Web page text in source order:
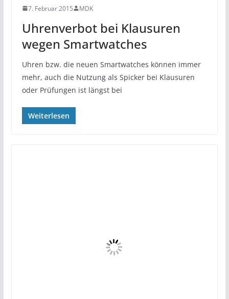
7. Februar 2015 MDK
Uhrenverbot bei Klausuren
wegen Smartwatches
Uhren bzw. die neuen Smartwatches können immer
mehr, auch die Nutzung als Spicker bei Klausuren
oder Prüfungen ist längst bei
Weiterlesen